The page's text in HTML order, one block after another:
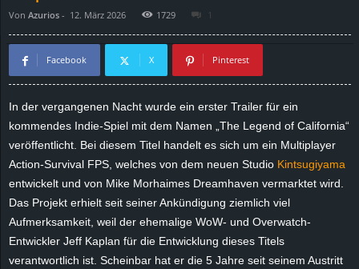
Von Azurios - 12. März 2026 1729 1
Facebook X Pinterest
In der vergangenen Nacht wurde ein erster Trailer für ein
kommendes Indie-Spiel mit dem Namen „The Legend of California“
veröffentlicht. Bei diesem Titel handelt es sich um ein Multiplayer
Action-Survival FPS, welches von dem neuen Studio Kintsugiyama
entwickelt und von Mike Morhaimes Dreamhaven vermarktet wird.
Das Projekt erhielt seit seiner Ankündigung ziemlich viel
Aufmerksamkeit, weil der ehemalige WoW- und Overwatch-
Entwickler Jeff Kaplan für die Entwicklung dieses Titels
verantwortlich ist. Scheinbar hat er die 5 Jahre seit seinem Austritt